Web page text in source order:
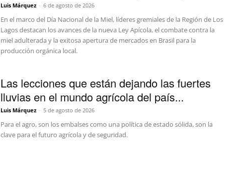
Luis Márquez - 6 de agosto de 2026
En el marco del Día Nacional de la Miel, líderes gremiales de la Región de Los
Lagos destacan los avances de la nueva Ley Apícola, el combate contra la
miel adulterada y la exitosa apertura de mercados en Brasil para la
producción orgánica local.
Las lecciones que están dejando las fuertes
lluvias en el mundo agrícola del país...
Luis Márquez - 5 de agosto de 2026
Para el agro, son los embalses como una política de estado sólida, son la
clave para el futuro agrícola y de seguridad.